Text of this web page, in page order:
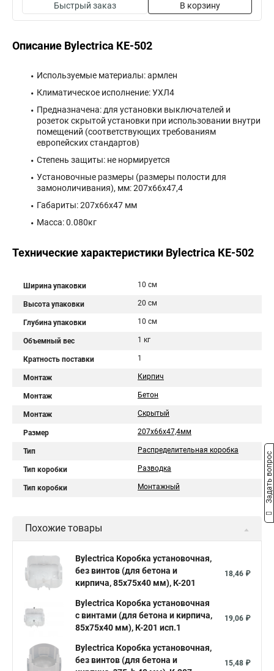
Быстрый заказ В корзину
Описание Bylectrica КЕ-502
Используемые материалы: армлен
Климатическое исполнение: УХЛ4
Предназначена: для установки выключателей и
розеток скрытой установки при использовании внутри
помещений (соответствующих требованиям
европейских стандартов)
Степень защиты: не нормируется
Установочные размеры (размеры полости для
замоноличивания), мм: 207х66х47,4
Габариты: 207x66x47 мм
Масса: 0.080кг
Технические характеристики Bylectrica КЕ-502
Ширина упаковки 10 см
Высота упаковки 20 см
Глубина упаковки 10 см
Объемный вес 1 кг
Кратность поставки 1
Монтаж Кирпич
Монтаж Бетон
Монтаж Скрытый
Размер 207х66х47,4мм
Тип Распределительная коробка
Тип коробки Разводка
Тип коробки Монтажный
Похожие товары
Bylectrica Коробка установочная,
без винтов (для бетона и
кирпича, 85х75х40 мм), К-201
18,46 ₽
Bylectrica Коробка установочная
с винтами (для бетона и кирпича,
85х75х40 мм), К-201 исп.1
19,06 ₽
Bylectrica Коробка установочная,
без винтов (для бетона и
15,48 ₽
Задать вопрос